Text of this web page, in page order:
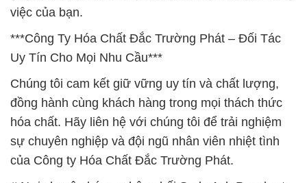
# Nơi chuyên bán ♥ phân phối Soda Ash Powder *
Soda Nóng 99.2% Nirma Ấn Độ India
# Nơi chuyên thương mại ◄ phân phối Soda Ash
Powder * Soda Nóng 99.2% Nirma Ấn Độ India
# Cty kinh doanh ÷ phân phối Soda Ash Powder *
Soda Nóng 99.2% Nirma Ấn Độ India
# Cty chuyên thương mại — bán Soda Ash Powder
* Soda Nóng 99.2% Nirma Ấn Độ India
# Công ty cung cấp ▲ kinh doanh Soda Ash